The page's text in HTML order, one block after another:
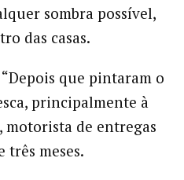
sombra possível,
das casas.
que pintaram o
principalmente à
motorista de entregas
três meses.